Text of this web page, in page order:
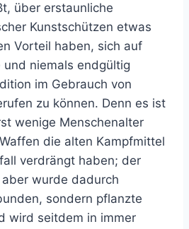
über erstaunliche
Kunstschützen etwas
Vorteil haben, sich auf
niemals endgültig
im Gebrauch von
zu können. Denn es ist
wenige Menschenalter
die alten Kampfmittel
verdrängt haben; der
wurde dadurch
sondern pflanzte
wird seitdem in immer